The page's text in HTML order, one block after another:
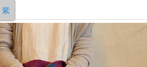
紫